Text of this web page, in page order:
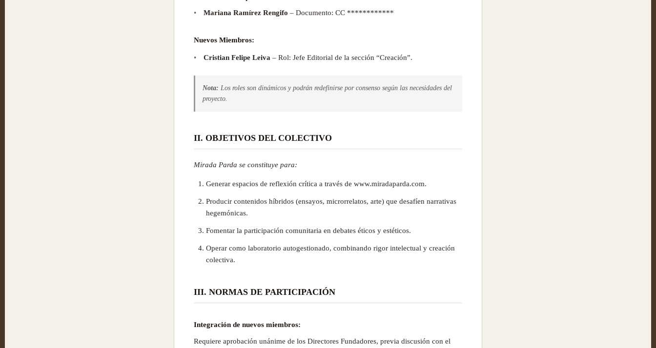
•
Mariana Ramírez Rengifo – Documento: CC ************
Nuevos Miembros:
• Cristian Felipe Leiva – Rol: Jefe Editorial de la sección “Creación”.
Nota: Los roles son dinámicos y podrán redefinirse por consenso según las necesidades del
proyecto.
II. OBJETIVOS DEL COLECTIVO
Mirada Parda se constituye para:
Generar espacios de reflexión crítica a través de www.miradaparda.com.
Producir contenidos híbridos (ensayos, microrrelatos, arte) que desafíen narrativas
hegemónicas.
Fomentar la participación comunitaria en debates éticos y estéticos.
Operar como laboratorio autogestionado, combinando rigor intelectual y creación
colectiva.
III. NORMAS DE PARTICIPACIÓN
Integración de nuevos miembros:
Requiere aprobación unánime de los Directores Fundadores, previa discusión con el